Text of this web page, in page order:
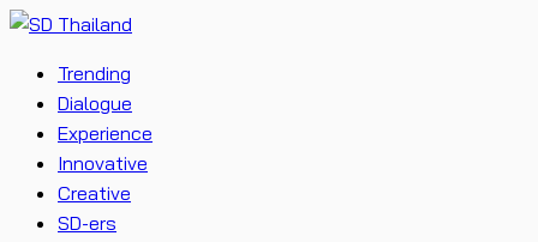
Trending
Dialogue
Experience
Innovative
Creative
SD-ers